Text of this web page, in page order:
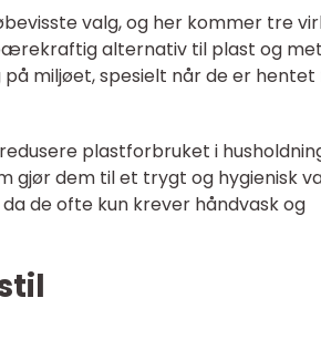
valg, og her kommer tre
alternativ til plast og
miljøet, spesielt når de er
plastforbruket i
gjør dem til et trygt og hygienisk
de ofte kun krever håndvask og